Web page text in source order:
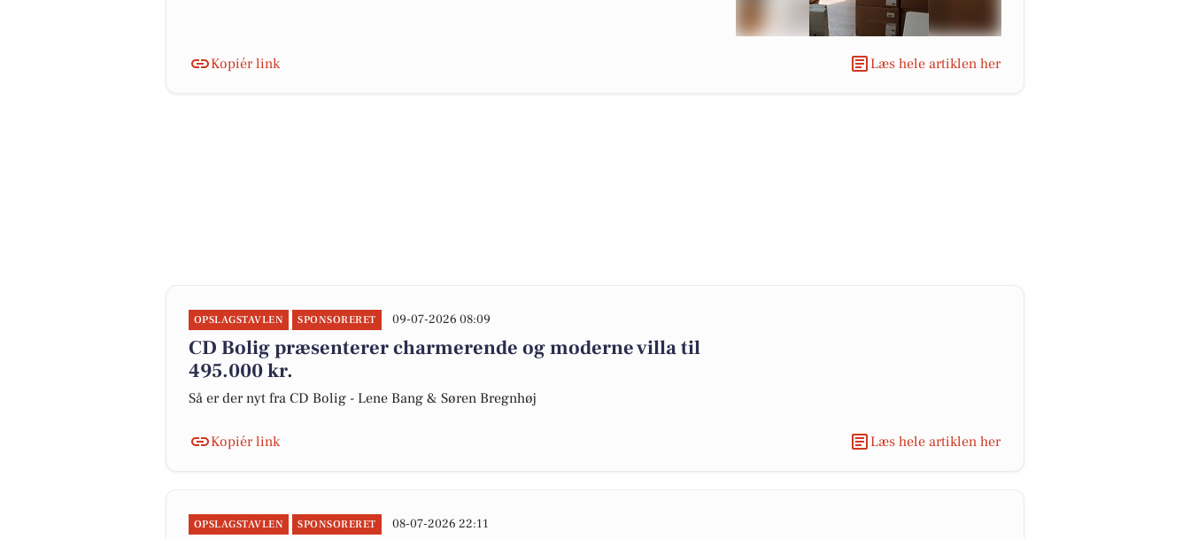
Kopiér link Læs hele artiklen her
OPSLAGSTAVLEN SPONSORERET 09-07-2026 08:09
CD Bolig præsenterer charmerende og moderne villa til
495.000 kr.
Så er der nyt fra CD Bolig - Lene Bang & Søren Bregnhøj
Kopiér link Læs hele artiklen her
OPSLAGSTAVLEN SPONSORERET 08-07-2026 22:11